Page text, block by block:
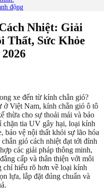
động
Nhiệt: Giải
Thất, Sức Khỏe
xe đến từ kính chắn gió?
ở Việt Nam, kính chắn gió ô tô
thừa cho sự thoải mái và bảo
tia UV gây hại, loại kính
bảo vệ nội thất khỏi sự lão hóa
gió cách nhiệt đạt tới đỉnh
các giải pháp thông minh,
cấp và thân thiện với môi
chỉ hiểu rõ hơn về loại kính
lựa, lắp đặt đúng chuẩn và